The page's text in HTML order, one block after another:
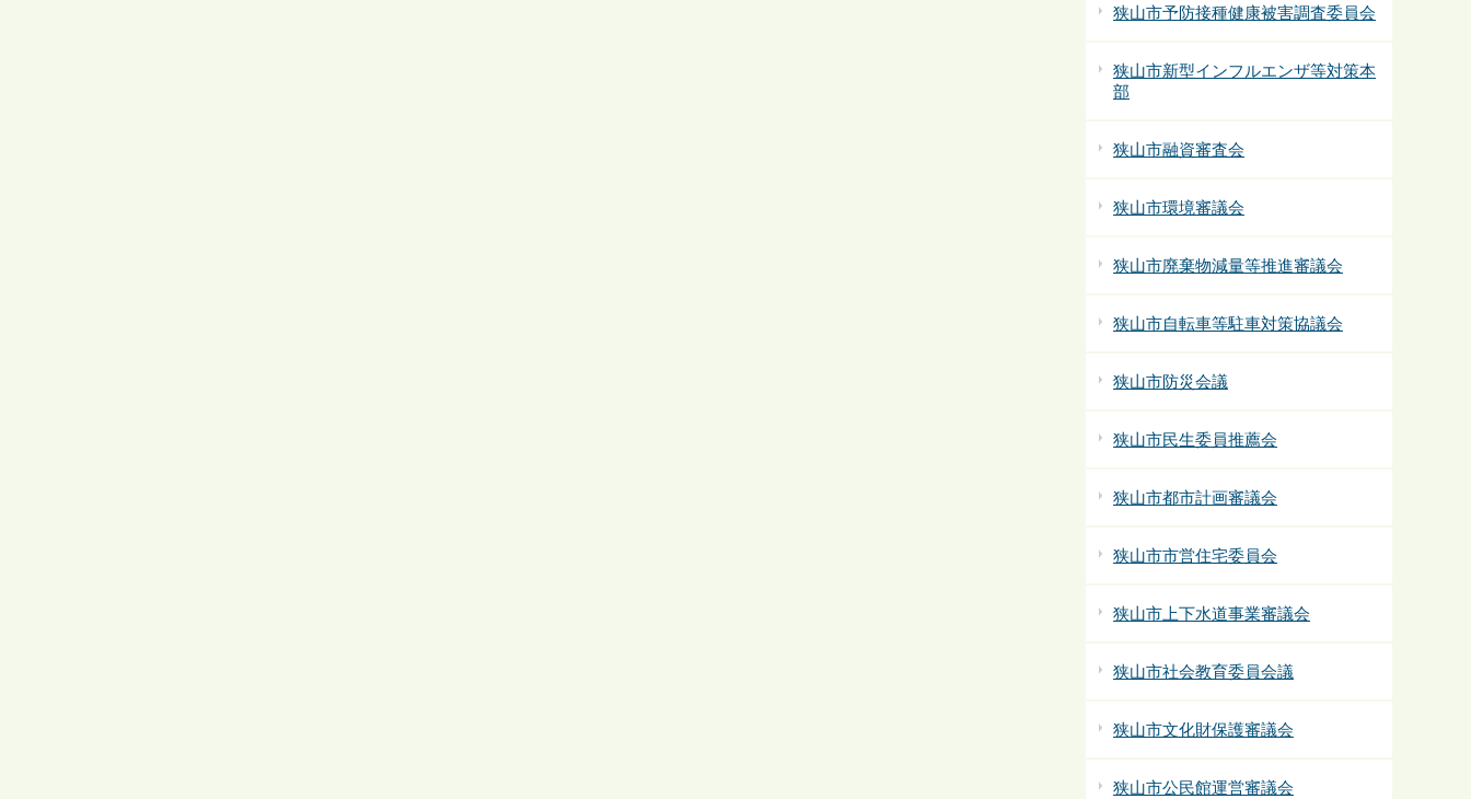
狭山市予防接種健康被害調査委員会
狭山市新型インフルエンザ等対策本
部
狭山市融資審査会
狭山市環境審議会
狭山市廃棄物減量等推進審議会
狭山市自転車等駐車対策協議会
狭山市防災会議
狭山市民生委員推薦会
狭山市都市計画審議会
狭山市市営住宅委員会
狭山市上下水道事業審議会
狭山市社会教育委員会議
狭山市文化財保護審議会
狭山市公民館運営審議会